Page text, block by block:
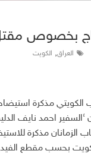
مقتل 50
العراق, الكويت
استيضاح بشأن مقتل 50
احمد نايف
بحسب مقطع